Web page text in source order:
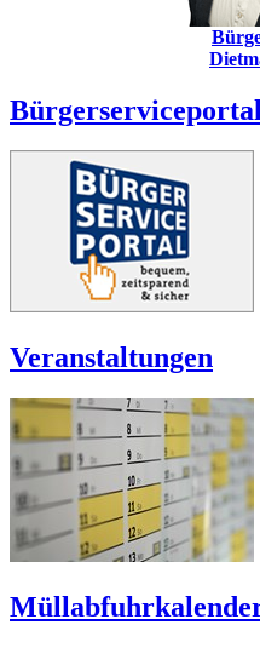
Bürgerserviceportal
Veranstaltungen